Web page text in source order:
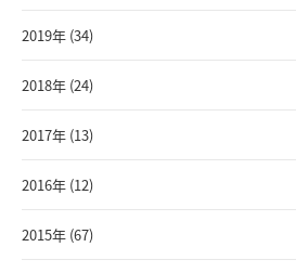
2019年 (34)
2018年 (24)
2017年 (13)
2016年 (12)
2015年 (67)